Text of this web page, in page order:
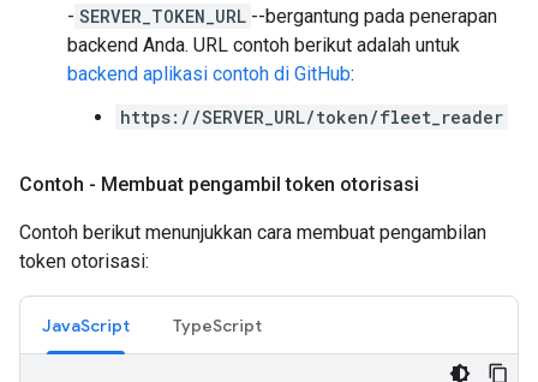
- SERVER_TOKEN_URL --bergantung pada penerapan
backend Anda. URL contoh berikut adalah untuk
backend aplikasi contoh di GitHub:
https://SERVER_URL/token/fleet_reader
Contoh - Membuat pengambil token otorisasi
Contoh berikut menunjukkan cara membuat pengambilan
token otorisasi:
JavaScript TypeScript